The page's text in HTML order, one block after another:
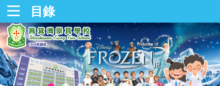
目錄